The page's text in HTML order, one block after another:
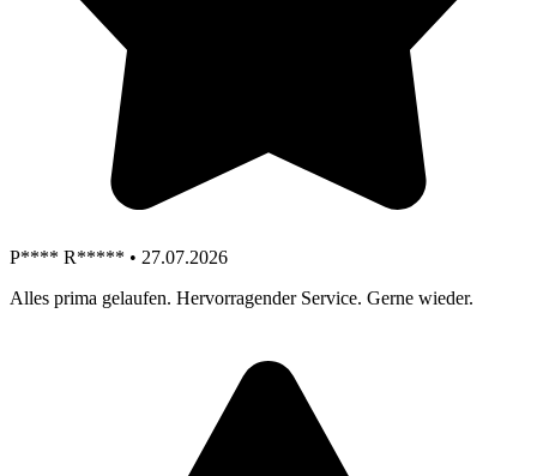
P**** R***** • 27.07.2026
Alles prima gelaufen. Hervorragender Service. Gerne wieder.